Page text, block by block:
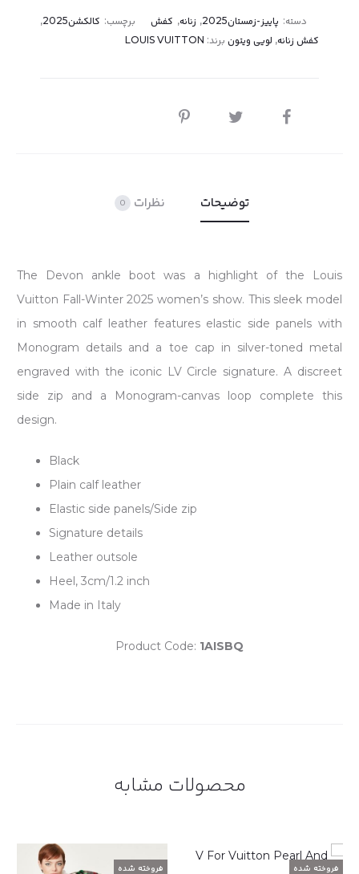
دسته: پاییز-زمستان2025 , زنانه, کفش برچسب: کالکشن2025
,
کفش زنانه, لویی ویتون برند: LOUIS VUITTON
توضیحات نظرات 0
The Devon ankle boot was a highlight of the Louis
Vuitton Fall-Winter 2025 women’s show. This sleek model
in smooth calf leather features elastic side panels with
Monogram details and a toe cap in silver-toned metal
engraved with the iconic LV Circle signature. A discreet
side zip and a Monogram-canvas loop complete this
design.
Black
Plain calf leather
Elastic side panels/Side zip
Signature details
Leather outsole
Heel, 3cm/1.2 inch
Made in Italy
Product Code: 1AISBQ
محصولات مشابه
فروخته شده فروخته شده